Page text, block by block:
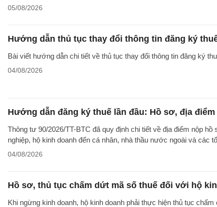
05/08/2026
Hướng dẫn thủ tục thay đổi thông tin đăng ký
Bài viết hướng dẫn chi tiết về thủ tục thay đổi thông tin đăng ký
04/08/2026
Hướng dẫn đăng ký thuế lần đầu: Hồ sơ, địa
Thông tư 90/2026/TT-BTC đã quy định chi tiết về địa điểm nộp
nghiệp, hộ kinh doanh đến cá nhân, nhà thầu nước ngoài và các
04/08/2026
Hồ sơ, thủ tục chấm dứt mã số thuế đối với hộ
Khi ngừng kinh doanh, hộ kinh doanh phải thực hiện thủ tục